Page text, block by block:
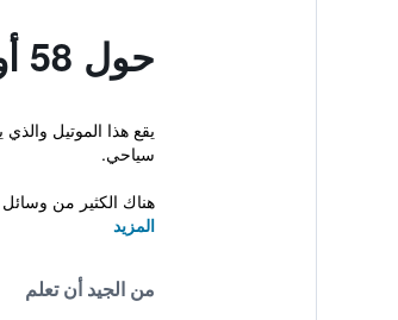
حول 58 أون كرون موتل
سياحي.
هناك الكثير من
المزيد
من الجيد أن تعلم